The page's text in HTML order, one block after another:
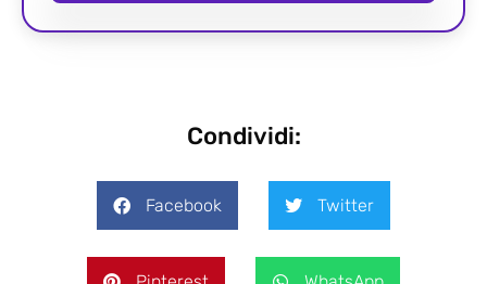
Condividi:
Facebook Twitter